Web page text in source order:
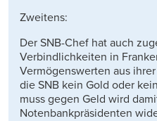
Zweitens:
Der SNB-Chef hat auch
Verbindlichkeiten in
Vermögenswerten aus
die SNB kein Gold oder
muss gegen Geld wird
Notenbankpräsidenten